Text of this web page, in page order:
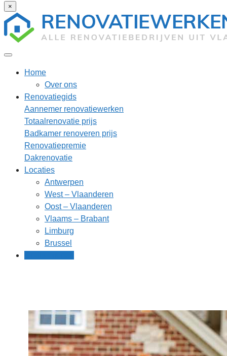
×
Home
Over ons
Renovatiegids
Aannemer renovatiewerken
Totaalrenovatie prijs
Badkamer renoveren prijs
Renovatiepremie
Dakrenovatie
Locaties
Antwerpen
West – Vlaanderen
Oost – Vlaanderen
Vlaams – Brabant
Limburg
Brussel